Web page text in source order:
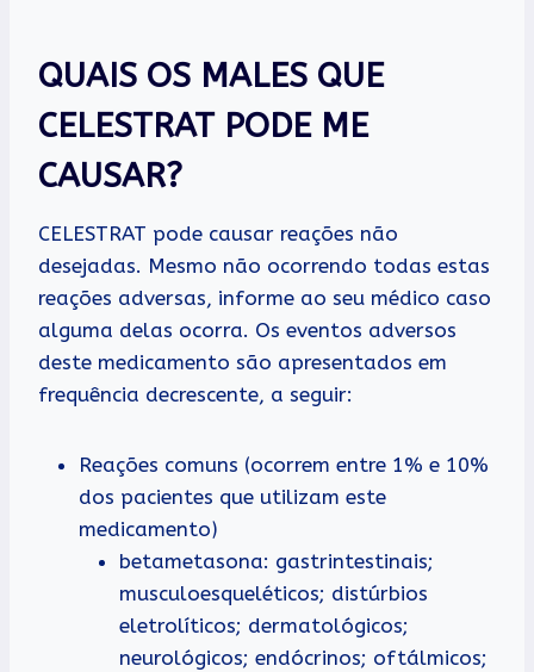
QUAIS OS MALES QUE
CELESTRAT PODE ME
CAUSAR?
CELESTRAT pode causar reações não
desejadas. Mesmo não ocorrendo todas estas
reações adversas, informe ao seu médico caso
alguma delas ocorra. Os eventos adversos
deste medicamento são apresentados em
frequência decrescente, a seguir:
Reações comuns (ocorrem entre 1% e 10%
dos pacientes que utilizam este
medicamento)
betametasona: gastrintestinais;
musculoesqueléticos; distúrbios
eletrolíticos; dermatológicos;
neurológicos; endócrinos; oftálmicos;